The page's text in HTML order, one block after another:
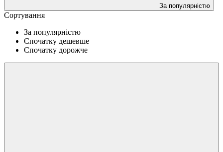
За популярністю
Сортування
За популярністю
Спочатку дешевше
Спочатку дорожче